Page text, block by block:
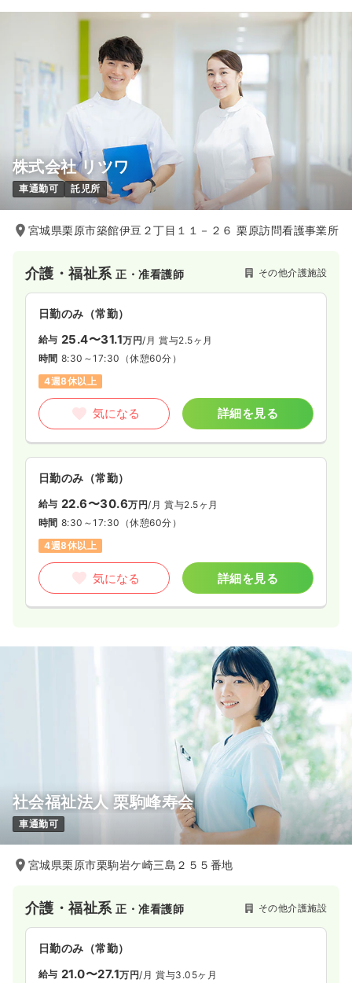
株式会社 リツワ
車通勤可 託児所
宮城県栗原市築館伊豆２丁目１１－２６ 栗原訪問看護事業所
介護・福祉系正・准看護師 その他介護施設
日勤のみ（常勤）
給与 25.4〜31.1万円/月 賞与2.5ヶ月
時間 8:30～17:30 （休憩60分）
4週8休以上
気になる 詳細を見る
日勤のみ（常勤）
給与 22.6〜30.6万円/月 賞与2.5ヶ月
時間 8:30～17:30 （休憩60分）
4週8休以上
気になる 詳細を見る
社会福祉法人 栗駒峰寿会
車通勤可
宮城県栗原市栗駒岩ケ崎三島２５５番地
介護・福祉系正・准看護師 その他介護施設
日勤のみ（常勤）
給与 21.0〜27.1万円/月 賞与3.05ヶ月